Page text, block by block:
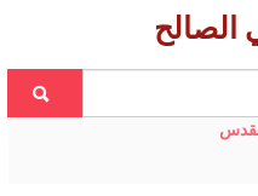
الصالح